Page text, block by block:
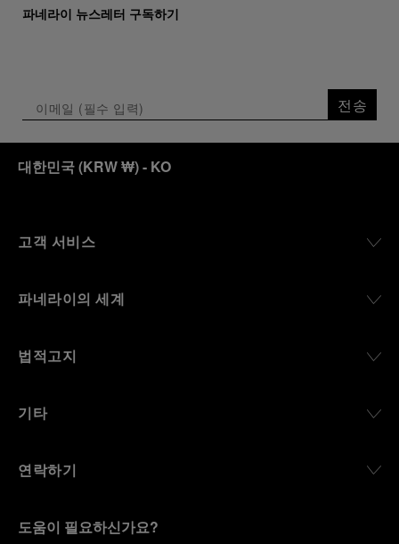
파네라이 뉴스레터 구독하기
전송
대한민국(KRW ₩)- KO
고객 서비스
파네라이의 세계
법적고지
기타
연락하기
도움이 필요하신가요?